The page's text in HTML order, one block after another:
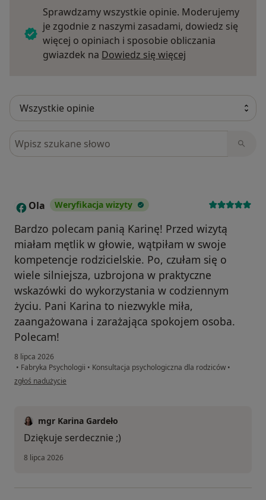
Sprawdzamy wszystkie opinie. Moderujemy
je zgodnie z naszymi zasadami, dowiedz się
więcej o opiniach i sposobie obliczania
gwiazdek na Dowiedz się więcej
Szukaj w opiniach
O Ola Weryfikacja wizyty
Bardzo polecam panią Karinę! Przed wizytą
miałam mętlik w głowie, wątpiłam w swoje
kompetencje rodzicielskie. Po, czułam się o
wiele silniejsza, uzbrojona w praktyczne
wskazówki do wykorzystania w codziennym
życiu. Pani Karina to niezwykle miła,
zaangażowana i zarażająca spokojem osoba.
Polecam!
8 lipca 2026
• Fabryka Psychologii • Konsultacja psychologiczna dla rodziców •
w opinii użytkownika Ola
zgłoś nadużycie
mgr Karina Gardeło
Dziękuje serdecznie ;)
8 lipca 2026